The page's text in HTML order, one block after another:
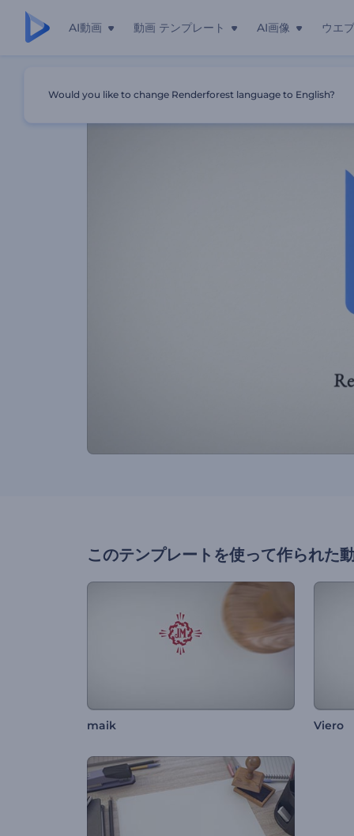
AI動画 動画 テンプレート AI画像 ウエ
このテンプレートを使って作られた
maik Viero
Would you like to change Renderforest language to English?